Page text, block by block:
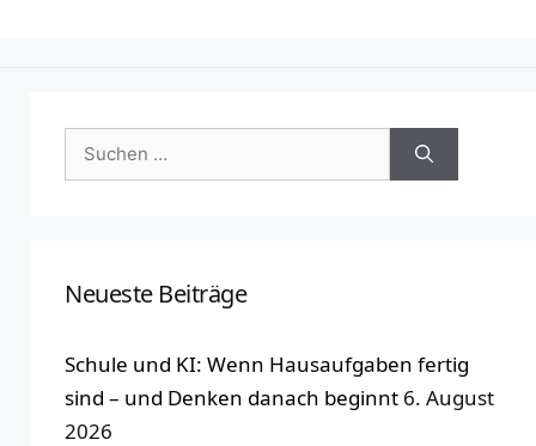
Suchen
nach:
Neueste Beiträge
Schule und KI: Wenn Hausaufgaben fertig
sind – und Denken danach beginnt 6. August
2026